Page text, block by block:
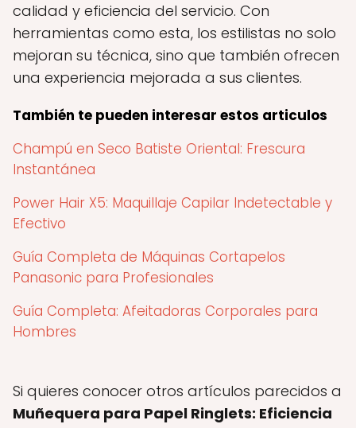
calidad y eficiencia del servicio. Con
herramientas como esta, los estilistas no solo
mejoran su técnica, sino que también ofrecen
una experiencia mejorada a sus clientes.
También te pueden interesar estos articulos
Champú en Seco Batiste Oriental: Frescura
Instantánea
Power Hair X5: Maquillaje Capilar Indetectable y
Efectivo
Guía Completa de Máquinas Cortapelos
Panasonic para Profesionales
Guía Completa: Afeitadoras Corporales para
Hombres
Si quieres conocer otros artículos parecidos a
Muñequera para Papel Ringlets: Eficiencia